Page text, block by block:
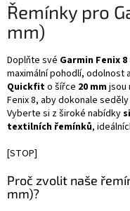
Řemínky pro
mm)
Doplňte své Garmin Fenix 8
maximální pohodlí, odolnost
Quickfito šířce 20 mmjsou
Fenix 8, aby dokonale
Vyberte si z široké nabídky
textilních řemínků,
[STOP]
Proč zvolit naše
mm)?